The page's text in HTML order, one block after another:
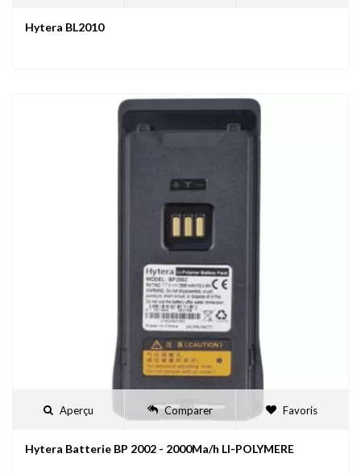
Hytera BL2010
Aperçu Comparer Favoris
Hytera Batterie BP 2002 - 2000Ma/h LI-POLYMERE